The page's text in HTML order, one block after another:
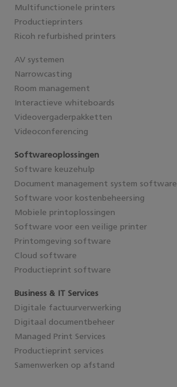
Multifunctionele printers
Productieprinters
Ricoh refurbished printers
AV systemen
Narrowcasting
Room management
Interactieve whiteboards
Videovergaderpakketten
Videoconferencing
Softwareoplossingen
Software keuzehulp
Document management system software
Software voor kostenbeheersing
Mobiele printoplossingen
Software voor een veilige printer
Printomgeving software
Cloud software
Productieprint software
Business & IT Services
Digitale factuurverwerking
Digitaal documentbeheer
Managed Print Services
Productieprint services
Samenwerken op afstand